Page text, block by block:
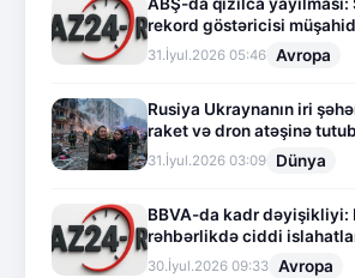
ABŞ-da qızılca
rekord göstəricisi
31.İyul.2026 05:46 Avropa
Rusiya Ukraynanın iri
raket və dron atəşinə tutub
31.İyul.2026 03:09 Dünya
BBVA-da kadr dəyişikliyi:
rəhbərlikdə ciddi
30.İyul.2026 09:33 Avropa